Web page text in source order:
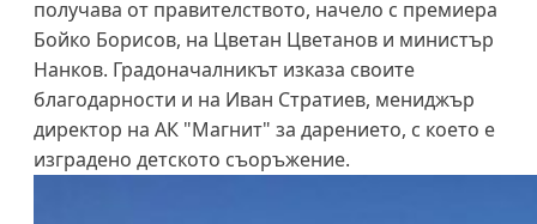
получава от правителството, начело с премиера
Бойко Борисов, на Цветан Цветанов и министър
Нанков. Градоначалникът изказа своите
благодарности и на Иван Стратиев, мениджър
директор на АК "Магнит" за дарението, с което е
изградено детското съоръжение.